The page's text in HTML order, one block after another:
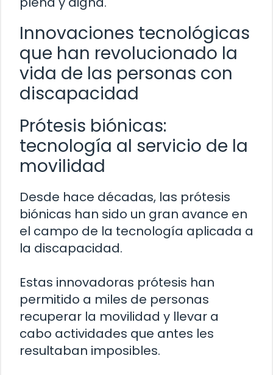
Innovaciones tecnológicas
que han revolucionado la
vida de las personas con
discapacidad
Prótesis biónicas:
tecnología al servicio de la
movilidad
Desde hace décadas, las prótesis
biónicas han sido un gran avance en
el campo de la tecnología aplicada a
la discapacidad.
Estas innovadoras prótesis han
permitido a miles de personas
recuperar la movilidad y llevar a
cabo actividades que antes les
resultaban imposibles.